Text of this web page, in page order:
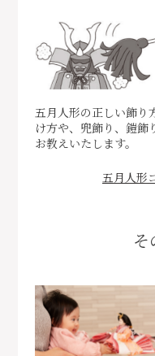
五月人形の正しい飾り
け方や、兜飾り、鎧飾
お教えいたします。
五月人形
そ